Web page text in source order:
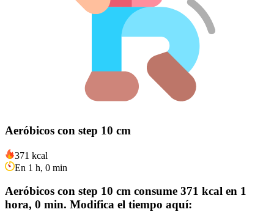
Aeróbicos con step 10 cm
371 kcal
En 1 h, 0 min
Aeróbicos con step 10 cm consume 371 kcal en 1
hora, 0 min. Modifica el tiempo aquí: